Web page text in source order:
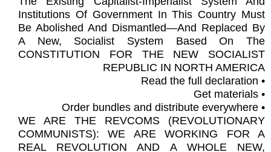
Institutions Of Government In This Country Must
Be Abolished And Dismantled—And Replaced By
A New, Socialist System Based On The
CONSTITUTION FOR THE NEW SOCIALIST
REPUBLIC IN NORTH AMERICA
• Read the full declaration
• Get materials
• Order bundles and distribute everywhere
WE ARE THE REVCOMS (REVOLUTIONARY
COMMUNISTS): WE ARE WORKING FOR A
REAL REVOLUTION AND A WHOLE NEW,